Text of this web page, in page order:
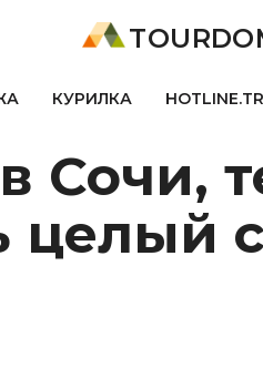
КУРИЛКА
Сочи,
целый